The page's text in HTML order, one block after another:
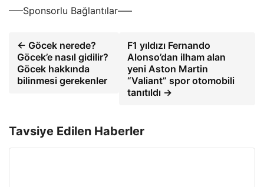
—–Sponsorlu Bağlantılar—–
← Göcek nerede?
Göcek’e nasıl gidilir?
Göcek hakkında
bilinmesi gerekenler
F1 yıldızı Fernando
Alonso’dan ilham alan
yeni Aston Martin
“Valiant” spor otomobili
tanıtıldı →
Tavsiye Edilen Haberler